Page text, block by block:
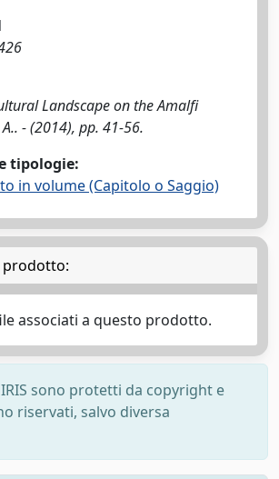
Landscape on the Amalfi
- (2014), pp. 41-56.
tipologie:
in volume (Capitolo o Saggio)
prodotto:
associati a questo prodotto.
sono protetti da copyright e
riservati, salvo diversa